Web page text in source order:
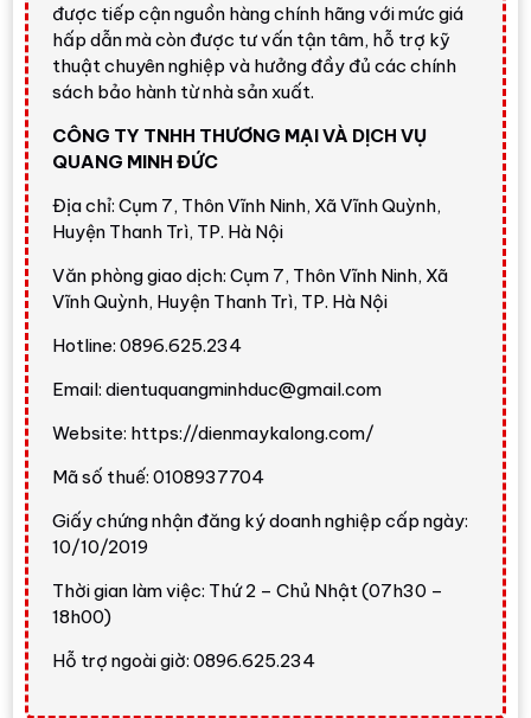
được tiếp cận nguồn hàng chính hãng với mức giá
hấp dẫn mà còn được tư vấn tận tâm, hỗ trợ kỹ
thuật chuyên nghiệp và hưởng đầy đủ các chính
sách bảo hành từ nhà sản xuất.
CÔNG TY TNHH THƯƠNG MẠI VÀ DỊCH VỤ
QUANG MINH ĐỨC
Địa chỉ: Cụm 7, Thôn Vĩnh Ninh, Xã Vĩnh Quỳnh,
Huyện Thanh Trì, TP. Hà Nội
Văn phòng giao dịch: Cụm 7, Thôn Vĩnh Ninh, Xã
Vĩnh Quỳnh, Huyện Thanh Trì, TP. Hà Nội
Hotline: 0896.625.234
Email: dientuquangminhduc@gmail.com
Website: https://dienmaykalong.com/
Mã số thuế: 0108937704
Giấy chứng nhận đăng ký doanh nghiệp cấp ngày:
10/10/2019
Thời gian làm việc: Thứ 2 – Chủ Nhật (07h30 –
18h00)
Hỗ trợ ngoài giờ: 0896.625.234